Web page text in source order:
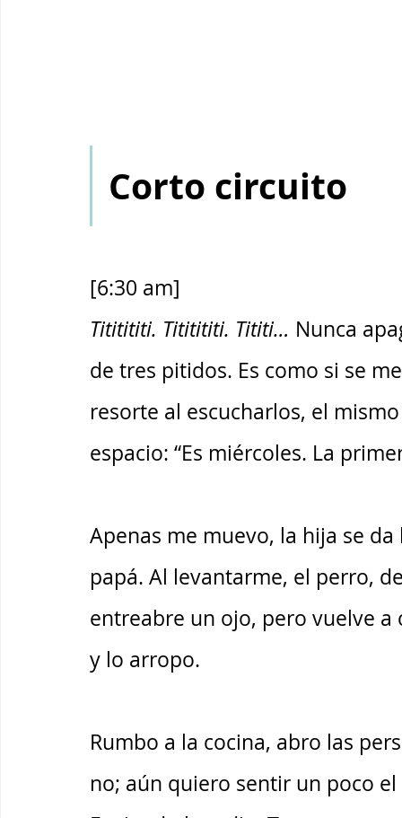
Corto circuito
[6:30 am]
Tititititi. Tititititi. Tititi… Nunca
de tres pitidos. Es como si se
resorte al escucharlos, el
espacio: “Es miércoles. La
Apenas me muevo, la hija se
papá. Al levantarme, el perro,
entreabre un ojo, pero vuelve
y lo arropo.
Rumbo a la cocina, abro las
no; aún quiero sentir un poco